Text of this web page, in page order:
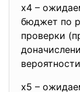
х4 –
бюджет по
проверки
х5 –